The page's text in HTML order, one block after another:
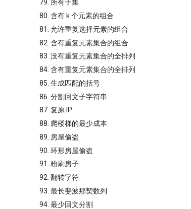
79. 所有子集
80. 含有 k 个元素的组合
81. 允许重复选择元素的组合
82. 含有重复元素集合的组合
83. 没有重复元素集合的全排列
84. 含有重复元素集合的全排列
85. 生成匹配的括号
86. 分割回文子字符串
87. 复原 IP
88. 爬楼梯的最少成本
89. 房屋偷盗
90. 环形房屋偷盗
91. 粉刷房子
92. 翻转字符
93. 最长斐波那契数列
94. 最少回文分割